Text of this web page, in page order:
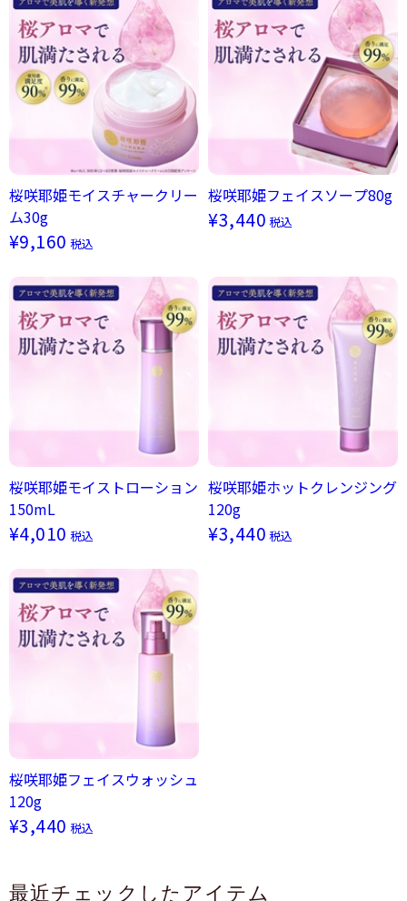
桜咲耶姫モイスチャークリー
ム30g
¥9,160 税込
桜咲耶姫フェイスソープ80g
¥3,440 税込
桜咲耶姫モイストローション
150mL
¥4,010 税込
桜咲耶姫ホットクレンジング
120g
¥3,440 税込
桜咲耶姫フェイスウォッシュ
120g
¥3,440 税込
最近チェックしたアイテム